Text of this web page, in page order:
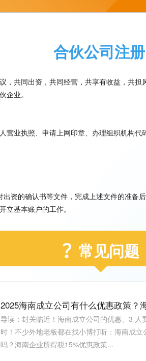
合伙公司注册
，共同出资，共同经营，共享有收益，共担
企业。
营业执照、申请上网印章、办理组织机构
资的确认书等文件，完成上述文件的准备
立基本账户的工作。
常见问题
2025海南成立公司有什么优惠政策？
导读：封关临近！海南成立公司的优惠、3
时！不少外地老板都在找小博打听：海南成
吗？海南企业所得税15%优惠政策...